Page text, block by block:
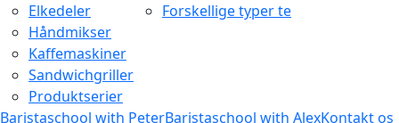
Elkedeler
Håndmikser
Kaffemaskiner
Sandwichgriller
Produktserier
Forskellige typer te
Baristaschool with PeterBaristaschool with AlexKontakt os